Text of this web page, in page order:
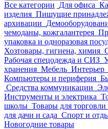
Все категории Для офиса
изделия Пишущие
архивации
чемоданы, кожгалантерея
упаковка и одноразовая
Хозтовары, гигиена, химия
Рабочая спецодежда и СИЗ
хранения Мебель Интерьер
Компьютеры и периферия
Средства коммуникации
Инструменты и электрика
школы Товары для торговли
для дачи и сада Спорт и
Новогодние товары